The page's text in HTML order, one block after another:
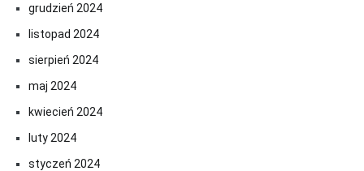
grudzień 2024
listopad 2024
sierpień 2024
maj 2024
kwiecień 2024
luty 2024
styczeń 2024